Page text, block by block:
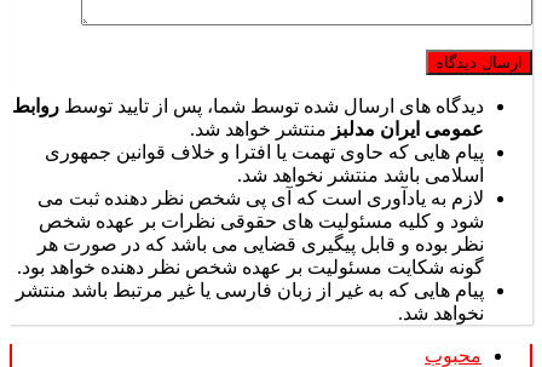
دیدگاه های ارسال شده توسط شما، پس از تایید توسط روابط
عمومی ایران مدلبز منتشر خواهد شد.
پیام هایی که حاوی تهمت یا افترا و خلاف قوانین جمهوری
اسلامی باشد منتشر نخواهد شد.
لازم به یادآوری است که آی پی شخص نظر دهنده ثبت می
شود و کلیه مسئولیت های حقوقی نظرات بر عهده شخص
نظر بوده و قابل پیگیری قضایی می باشد که در صورت هر
گونه شکایت مسئولیت بر عهده شخص نظر دهنده خواهد بود.
پیام هایی که به غیر از زبان فارسی یا غیر مرتبط باشد منتشر
نخواهد شد.
محبوب